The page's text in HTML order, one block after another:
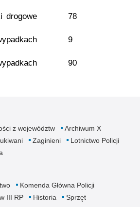
drogowe 78
9
90
z województw
Archiwum X
Zaginieni
Lotnictwo Policji
Komenda Główna Policji
III RP Historia
Sprzęt